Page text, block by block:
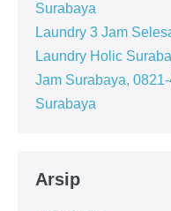
Surabaya
Laundry 3 Jam
Laundry Holic
Jam Surabaya,
Surabaya
Arsip